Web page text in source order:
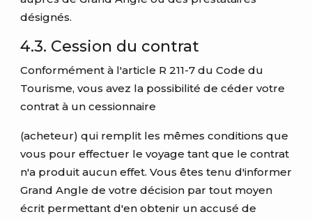
désignés.
4.3. Cession du contrat
Conformément à l'article R 211-7 du Code du
Tourisme, vous avez la possibilité de céder votre
contrat à un cessionnaire
(acheteur) qui remplit les mêmes conditions que
vous pour effectuer le voyage tant que le contrat
n'a produit aucun effet. Vous êtes tenu d'informer
Grand Angle de votre décision par tout moyen
écrit permettant d'en obtenir un accusé de